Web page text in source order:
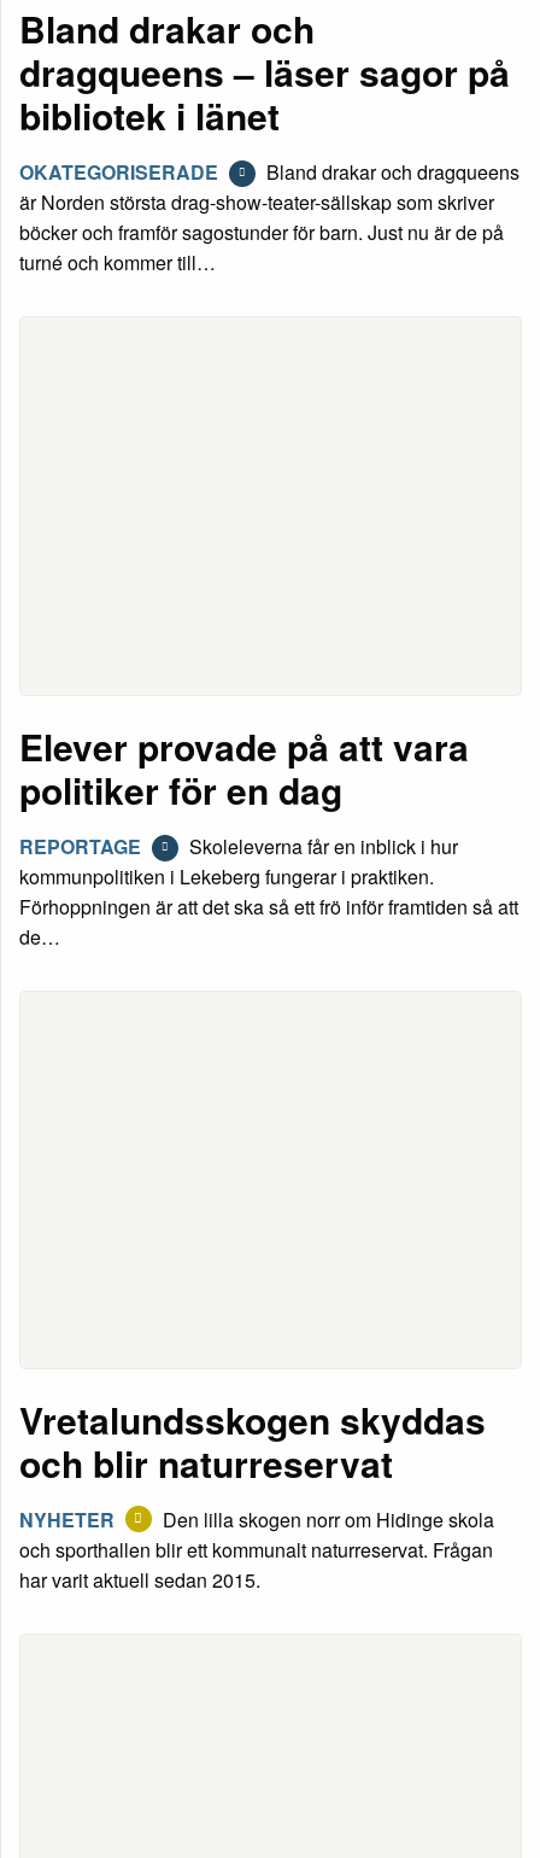
Bland drakar och
dragqueens – läser sagor på
bibliotek i länet
OKATEGORISERADE
Bland drakar och dragqueens
är Norden största drag-show-teater-sällskap som skriver
böcker och framför sagostunder för barn. Just nu är de på
turné och kommer till…
Elever provade på att vara
politiker för en dag
REPORTAGE
Skoleleverna får en inblick i hur
kommunpolitiken i Lekeberg fungerar i praktiken.
Förhoppningen är att det ska så ett frö inför framtiden så att
de…
Vretalundsskogen skyddas
och blir naturreservat
NYHETER
Den lilla skogen norr om Hidinge skola
och sporthallen blir ett kommunalt naturreservat. Frågan
har varit aktuell sedan 2015.